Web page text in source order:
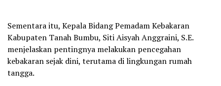
Sementara itu, Kepala Bidang Pemadam Kebakaran
Kabupaten Tanah Bumbu, Siti Aisyah Anggraini, S.E.
menjelaskan pentingnya melakukan pencegahan
kebakaran sejak dini, terutama di lingkungan rumah
tangga.